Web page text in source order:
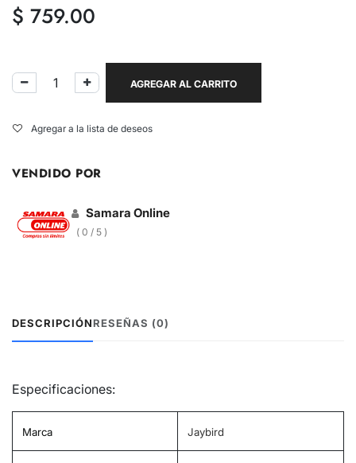
$ 759.00
AGREGAR AL CARRITO
Agregar a la lista de deseos
VENDIDO POR
Samara Online
( 0 / 5 )
DESCRIPCIÓNRESEÑAS (0)
Especificaciones:
Marca ‎Jaybird